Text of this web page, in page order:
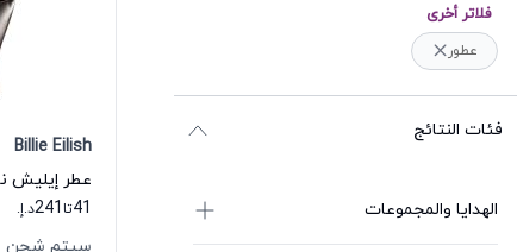
فلاتر أخرى
عطور
فئات النتائج
الهدايا والمجموعات
Billie Eilish
41تا 241د.إ.
سيتم شحن طلبك